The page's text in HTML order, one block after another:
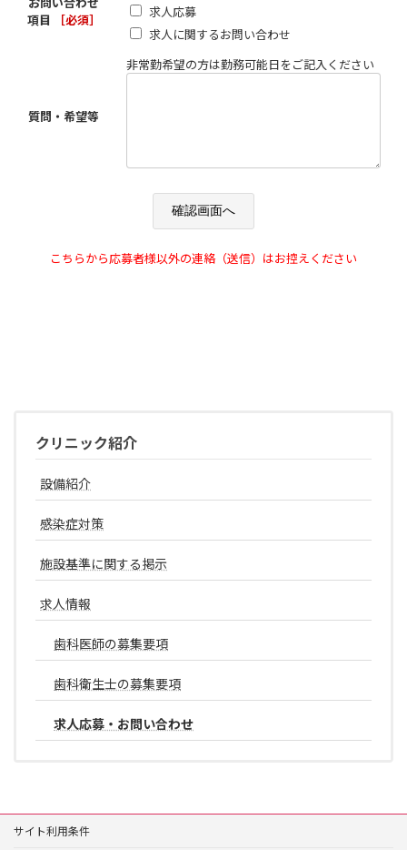
項目
［必須］
求人応募
求人に関するお問い合わせ
質問・希望等
非常勤希望の方は勤務可能日をご記入ください
こちらから応募者様以外の連絡（送信）はお控えください
クリニック紹介
設備紹介
感染症対策
施設基準に関する掲示
求人情報
歯科医師の募集要項
歯科衛生士の募集要項
求人応募・お問い合わせ
サイト利用条件